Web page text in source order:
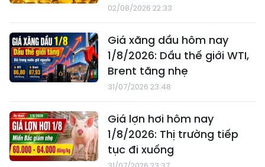
02/08/2026 22:33
Giá xăng dầu hôm nay
1/8/2026: Dầu thế giới WTI,
Brent tăng nhẹ
31/07/2026 23:48
Giá lợn hơi hôm nay
1/8/2026: Thị trường tiếp
tục đi xuống